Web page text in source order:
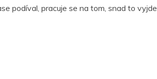
podíval, pracuje se na tom, snad to vyjde.